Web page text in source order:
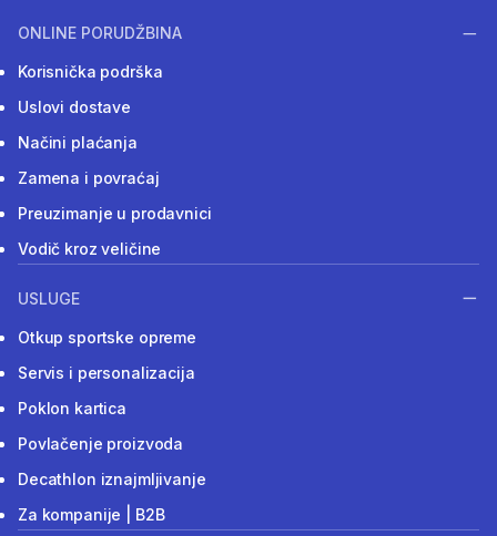
ONLINE PORUDŽBINA
Korisnička podrška
Uslovi dostave
Načini plaćanja
Zamena i povraćaj
Preuzimanje u prodavnici
Vodič kroz veličine
USLUGE
Otkup sportske opreme
Servis i personalizacija
Poklon kartica
Povlačenje proizvoda
Decathlon iznajmljivanje
Za kompanije | B2B